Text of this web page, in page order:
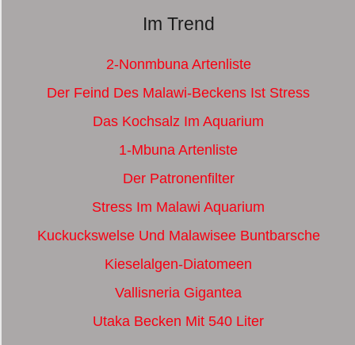
Im Trend
2-Nonmbuna Artenliste
Der Feind Des Malawi-Beckens Ist Stress
Das Kochsalz Im Aquarium
1-Mbuna Artenliste
Der Patronenfilter
Stress Im Malawi Aquarium
Kuckuckswelse Und Malawisee Buntbarsche
Kieselalgen-Diatomeen
Vallisneria Gigantea
Utaka Becken Mit 540 Liter